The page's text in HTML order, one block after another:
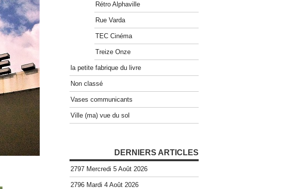
Rétro Alphaville
Rue Varda
TEC Cinéma
Treize Onze
la petite fabrique du livre
Non classé
Vases communicants
Ville (ma) vue du sol
DERNIERS ARTICLES
2797 Mercredi 5 Août 2026
2796 Mardi 4 Août 2026